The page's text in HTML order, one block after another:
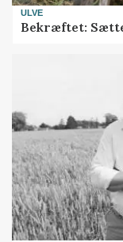
ULVE
Bekræftet: